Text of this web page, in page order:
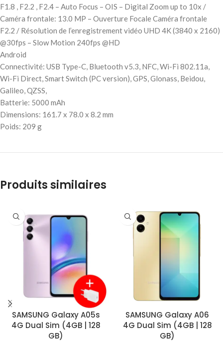
F1.8 , F2.2 , F2.4 – Auto Focus – OIS – Digital Zoom up to 10x /
Caméra frontale: 13.0 MP – Ouverture Focale Caméra frontale
F2.2 / Résolution de l’enregistrement vidéo UHD 4K (3840 x 2160)
@30fps – Slow Motion 240fps @HD
Android
Connectivité: USB Type-C, Bluetooth v5.3, NFC, Wi-Fi 802.11a,
Wi-Fi Direct, Smart Switch (PC version), GPS, Glonass, Beidou,
Galileo, QZSS,
Batterie: 5000 mAh
Dimensions: 161.7 x 78.0 x 8.2 mm
Poids: 209 g
Produits similaires
SAMSUNG Galaxy A05s
4G Dual Sim (4GB | 128
GB)
SAMSUNG Galaxy A06
4G Dual Sim (4GB | 128
GB)